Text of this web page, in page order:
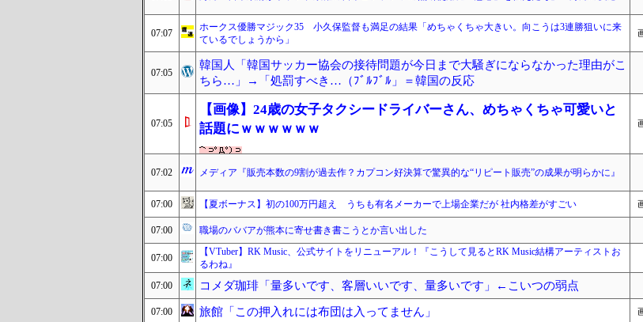
07:07
ホークス優勝マジック35 小久保監督も満足の結果「めちゃくちゃ大きい。向こうは3連勝狙いに来
ているでしょうから」
07:05
韓国人「韓国サッカー協会の接待問題が今日まで大騒ぎにならなかった理由がこ
ちら…」→「処罰すべき…（ﾌﾞﾙﾌﾞﾙ」＝韓国の反応
07:05
【画像】24歳の女子タクシードライバーさん、めちゃくちゃ可愛いと
話題にｗｗｗｗｗｗ
07:02 メディア『販売本数の9割が過去作？カプコン好決算で驚異的な“リピート販売”の成果が明らかに』
07:00 【夏ボーナス】初の100万円超え うちも有名メーカーで上場企業だが 社内格差がすごい
07:00 職場のババアが熊本に寄せ書き書こうとか言い出した
07:00
【VTuber】RK Music、公式サイトをリニューアル！『こうして見るとRK Music結構アーティストお
るわね』
07:00 コメダ珈琲「量多いです、客層いいです、量多いです」←こいつの弱点
07:00 旅館「この押入れには布団は入ってません」